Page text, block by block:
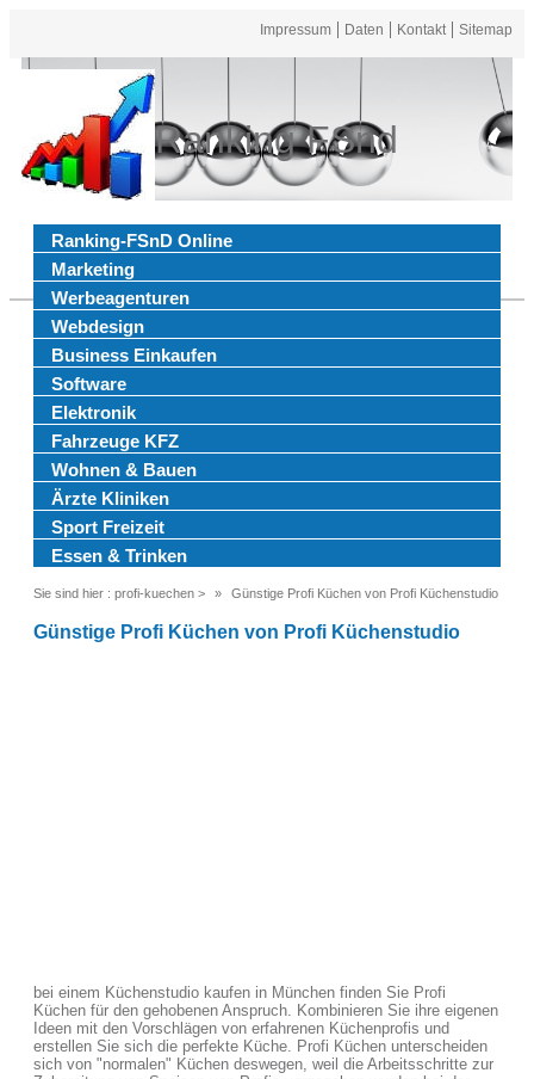
Impressum Daten Kontakt Sitemap
Ranking FSnd
Ranking-FSnD Online
Marketing
Werbeagenturen
Webdesign
Business Einkaufen
Software
Elektronik
Fahrzeuge KFZ
Wohnen & Bauen
Ärzte Kliniken
Sport Freizeit
Essen & Trinken
Sie sind hier : profi-kuechen > Günstige Profi Küchen von Profi Küchenstudio
Günstige Profi Küchen von Profi Küchenstudio
bei einem Küchenstudio kaufen in München finden Sie Profi
Küchen für den gehobenen Anspruch. Kombinieren Sie ihre eigenen
Ideen mit den Vorschlägen von erfahrenen Küchenprofis und
erstellen Sie sich die perfekte Küche. Profi Küchen unterscheiden
sich von "normalen" Küchen deswegen, weil die Arbeitsschritte zur